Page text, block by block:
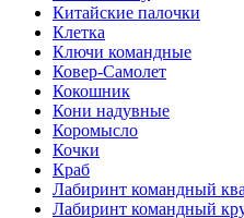
Китайские палочки
Клетка
Ключи командные
Ковер-Самолет
Кокошник
Кони надувные
Коромысло
Кочки
Краб
Лабиринт командный
Лабиринт командный